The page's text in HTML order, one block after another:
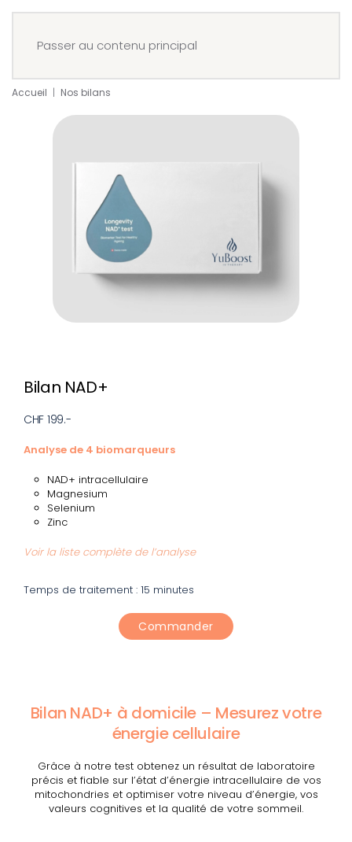
Passer au contenu principal
Accueil Nos bilans
Bilan NAD+
CHF 199.-
Analyse de 4 biomarqueurs
NAD+ intracellulaire
Magnesium
Selenium
Zinc
Voir la liste complète de l’analyse
Temps de traitement : 15 minutes
Commander
Bilan NAD+ à domicile – Mesurez votre
énergie cellulaire
Grâce à notre test obtenez un résultat de laboratoire
précis et fiable sur l’état d’énergie intracellulaire de vos
mitochondries et optimiser votre niveau d’énergie, vos
valeurs cognitives et la qualité de votre sommeil.